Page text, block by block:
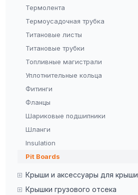
Термолента
Термоусадочная трубка
Титановые листы
Титановые трубки
Топливные магистрали
Уплотнительные кольца
Фитинги
Фланцы
Шариковые подшипники
Шланги
Insulation
Pit Boards
Крыши и аксессуары для крыши
Крышки грузового отсека